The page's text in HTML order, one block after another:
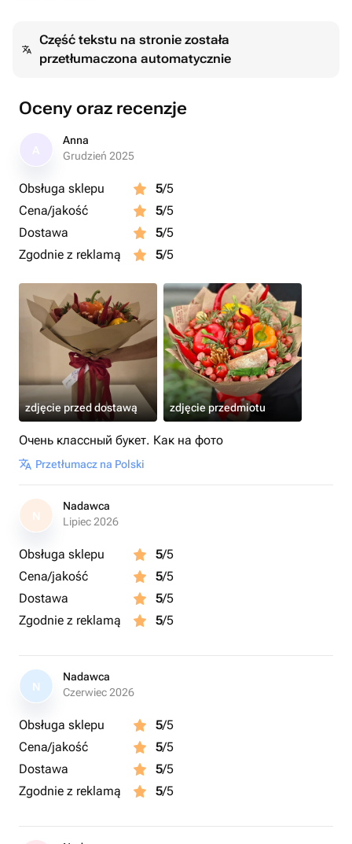
дизайнерскую упаковку. Этот букет - идеальный
подарок для любителей кулинарных изысков.
Część tekstu na stronie została
przetłumaczona automatycznie
Oceny oraz recenzje
Anna
Grudzień 2025
Obsługa sklepu 5/5
Cena/jakość
5/5
Dostawa
5/5
Zgodnie z reklamą
5/5
zdjęcie przed dostawą zdjęcie przedmiotu
Очень классный букет. Как на фото
Przetłumacz na Polski
N
Nadawca
Lipiec 2026
Obsługa sklepu 5/5
Cena/jakość
5/5
Dostawa
5/5
Zgodnie z reklamą
5/5
N
Nadawca
Czerwiec 2026
Obsługa sklepu 5/5
Cena/jakość
5/5
Dostawa
5/5
Zgodnie z reklamą
5/5